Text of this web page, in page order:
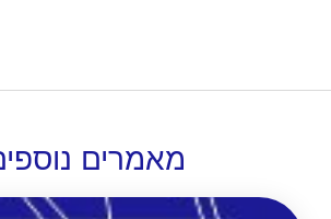
מאמרים